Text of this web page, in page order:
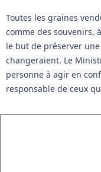
Toutes les graines
comme des souvenirs,
le but de préserver
changeraient. Le
personne à agir en
responsable de ceux